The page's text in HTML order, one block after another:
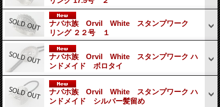
ナバホ族 Orvil White スタンプワーク
リング ２２号 １
ナバホ族 Orvil White スタンプワーク ハ
ンドメイド ボロタイ
ナバホ族 Orvil White スタンプワーク ハ
ンドメイド シルバー髪留め